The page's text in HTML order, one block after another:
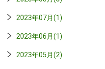
2023年07月(1)
2023年06月(1)
2023年05月(2)